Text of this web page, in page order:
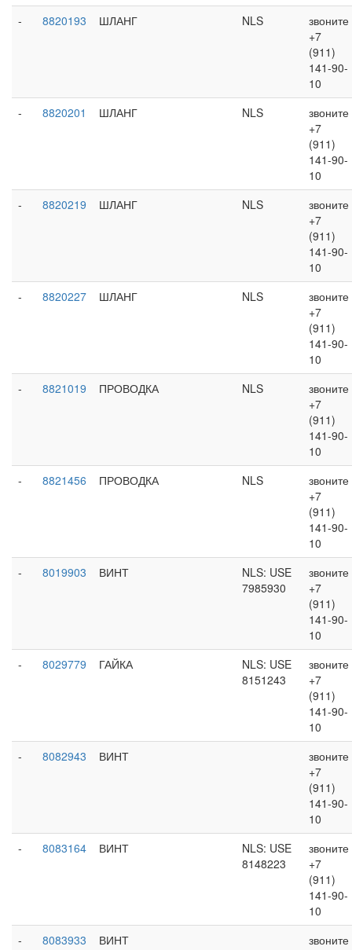
-
8820193 ШЛАНГ NLS
звоните
+7
(911)
141-90-
10
-
8820201 ШЛАНГ NLS
звоните
+7
(911)
141-90-
10
-
8820219 ШЛАНГ NLS
звоните
+7
(911)
141-90-
10
-
8820227 ШЛАНГ NLS
звоните
+7
(911)
141-90-
10
-
8821019 ПРОВОДКА NLS
звоните
+7
(911)
141-90-
10
-
8821456 ПРОВОДКА NLS
звоните
+7
(911)
141-90-
10
-
8019903 ВИНТ
NLS: USE
7985930
звоните
+7
(911)
141-90-
10
-
8029779 ГАЙКА
NLS: USE
8151243
звоните
+7
(911)
141-90-
10
-
8082943 ВИНТ
звоните
+7
(911)
141-90-
10
-
8083164 ВИНТ
NLS: USE
8148223
звоните
+7
(911)
141-90-
10
-
8083933 ВИНТ
звоните